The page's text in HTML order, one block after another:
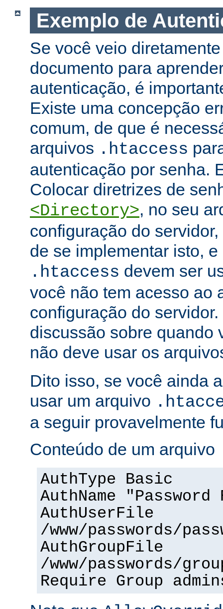
Exemplo de
Se você veio
documento para
autenticação, é
Existe uma concepção
comum, de que é
arquivos .htaccess
autenticação por senha.
Colocar diretrizes de
<Directory>, no seu
configuração do
de se implementar isto,
.htaccess devem ser
você não tem acesso ao
configuração do
discussão sobre quando
não deve usar os
Dito isso, se você ainda
usar um arquivo
a seguir provavelmente
Conteúdo de um arquivo
AuthType Basic
AuthName
AuthUserFile
/www/passwords/
AuthGroupFile
/www/passwords/
Require Group